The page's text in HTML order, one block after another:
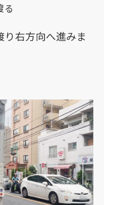
る
右方向へ進みま